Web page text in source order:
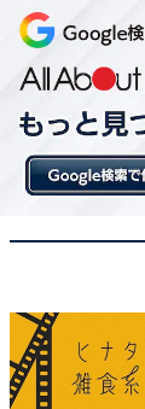
ー＆予約を
イント還元率
さらに、キャ
ペシャルプ
をお得に楽
＞楽天トラ
※掲載されて
じめご了承